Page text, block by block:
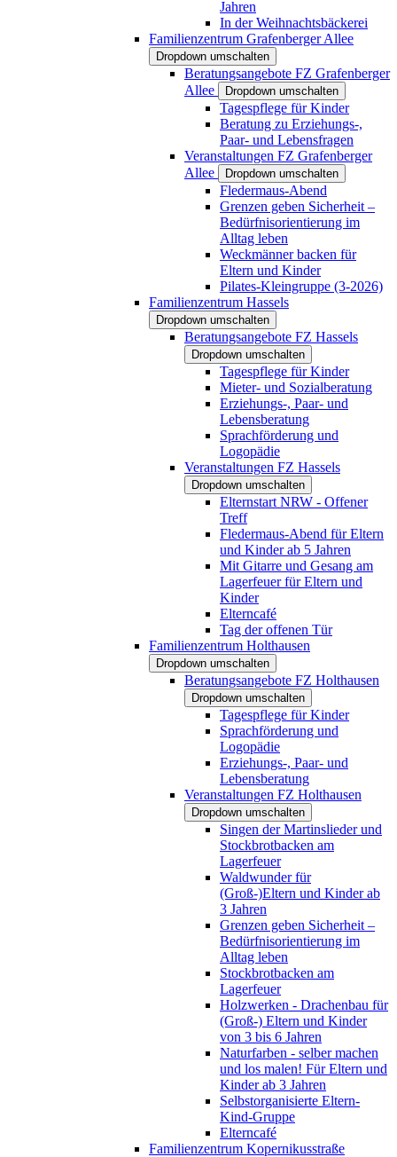
Jahren
In der Weihnachtsbäckerei
Familienzentrum Grafenberger Allee
Dropdown umschalten
Beratungsangebote FZ Grafenberger
Allee
Dropdown umschalten
Tagespflege für Kinder
Beratung zu Erziehungs-,
Paar- und Lebensfragen
Veranstaltungen FZ Grafenberger
Allee
Dropdown umschalten
Fledermaus-Abend
Grenzen geben Sicherheit –
Bedürfnisorientierung im
Alltag leben
Weckmänner backen für
Eltern und Kinder
Pilates-Kleingruppe (3-2026)
Familienzentrum Hassels
Dropdown umschalten
Beratungsangebote FZ Hassels
Dropdown umschalten
Tagespflege für Kinder
Mieter- und Sozialberatung
Erziehungs-, Paar- und
Lebensberatung
Sprachförderung und
Logopädie
Veranstaltungen FZ Hassels
Dropdown umschalten
Elternstart NRW - Offener
Treff
Fledermaus-Abend für Eltern
und Kinder ab 5 Jahren
Mit Gitarre und Gesang am
Lagerfeuer für Eltern und
Kinder
Elterncafé
Tag der offenen Tür
Familienzentrum Holthausen
Dropdown umschalten
Beratungsangebote FZ Holthausen
Dropdown umschalten
Tagespflege für Kinder
Sprachförderung und
Logopädie
Erziehungs-, Paar- und
Lebensberatung
Veranstaltungen FZ Holthausen
Dropdown umschalten
Singen der Martinslieder und
Stockbrotbacken am
Lagerfeuer
Waldwunder für
(Groß-)Eltern und Kinder ab
3 Jahren
Grenzen geben Sicherheit –
Bedürfnisorientierung im
Alltag leben
Stockbrotbacken am
Lagerfeuer
Holzwerken - Drachenbau für
(Groß-) Eltern und Kinder
von 3 bis 6 Jahren
Naturfarben - selber machen
und los malen! Für Eltern und
Kinder ab 3 Jahren
Selbstorganisierte Eltern-
Kind-Gruppe
Elterncafé
Familienzentrum Kopernikusstraße